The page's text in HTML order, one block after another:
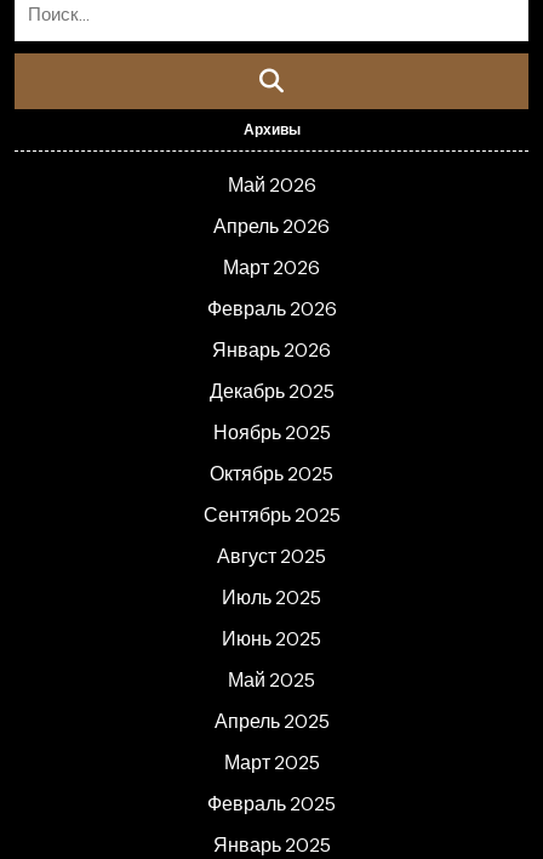
Архивы
Май 2026
Апрель 2026
Март 2026
Февраль 2026
Январь 2026
Декабрь 2025
Ноябрь 2025
Октябрь 2025
Сентябрь 2025
Август 2025
Июль 2025
Июнь 2025
Май 2025
Апрель 2025
Март 2025
Февраль 2025
Январь 2025